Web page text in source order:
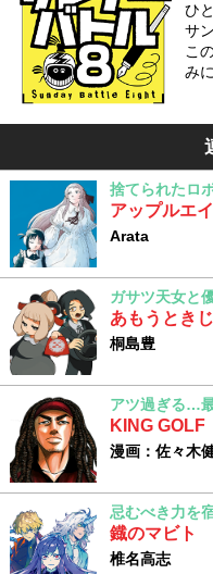
ひ
サ
こ
み
捨てられたロ
アップルエ
Arata
ガサツ天女と
あもうとき
桐島豊
アツ過ぎる…
KING GOLF
漫画：佐々木
忌むべき力を
鐡のマビト
椎名高志